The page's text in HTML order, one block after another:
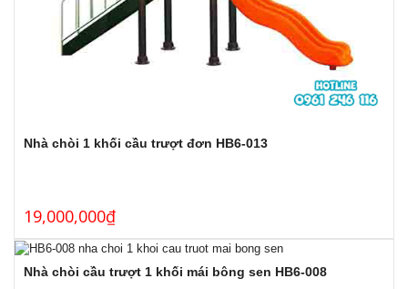
Nhà chòi 1 khối cầu trượt đơn HB6-013
19,000,000₫
Nhà chòi cầu trượt 1 khối mái bông sen HB6-008